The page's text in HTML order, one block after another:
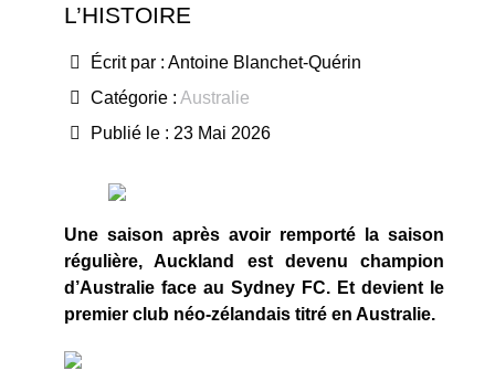
L’HISTOIRE
Écrit par : Antoine Blanchet-Quérin
Catégorie : Australie
Publié le : 23 Mai 2026
Une saison après avoir remporté la saison
régulière, Auckland est devenu champion
d’Australie face au Sydney FC. Et devient le
premier club néo-zélandais titré en Australie.